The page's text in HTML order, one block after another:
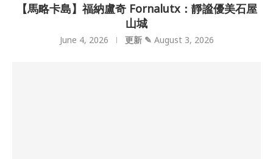
【馬略卡島】福納盧奇 Fornalutx：靜謐優美石屋
山城
June 4, 2026 更新 ✎ August 3, 2026